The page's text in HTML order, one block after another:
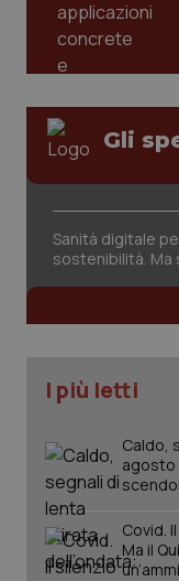
Gli
Sanità digitale
sostenibilità. Ma
I più letti
Caldo,
agosto
Covid.
Ma il
tracking-
_ga